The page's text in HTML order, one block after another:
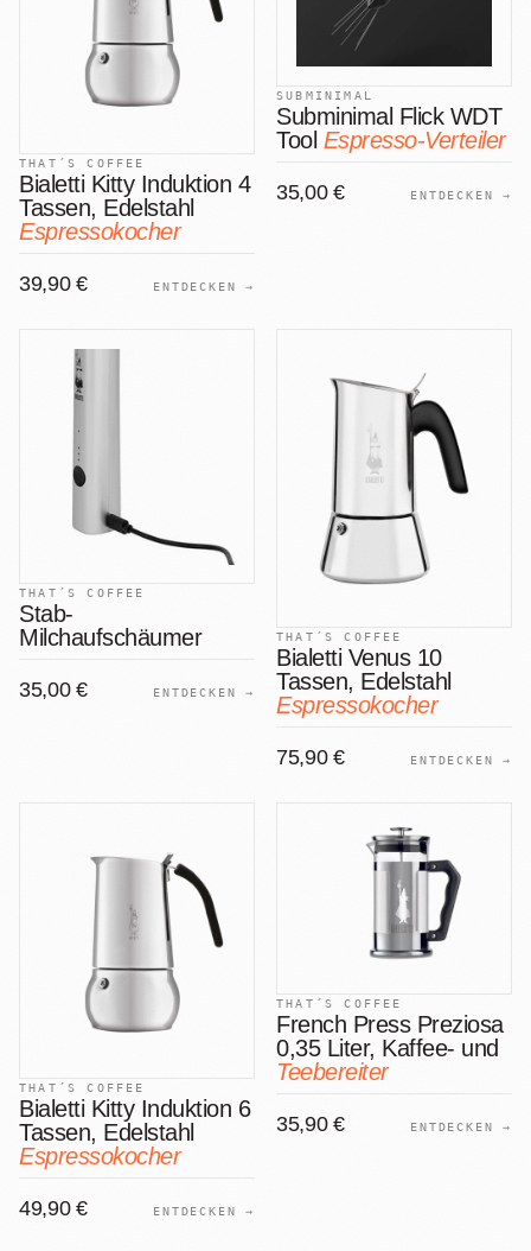
THAT´S COFFEE
Bialetti Kitty Induktion 4
Tassen, Edelstahl
Espressokocher
39,90 € ENTDECKEN →
SUBMINIMAL
Subminimal Flick WDT
Tool Espresso-Verteiler
35,00 € ENTDECKEN →
THAT´S COFFEE
Stab-
Milchaufschäumer
35,00 € ENTDECKEN →
THAT´S COFFEE
Bialetti Venus 10
Tassen, Edelstahl
Espressokocher
75,90 € ENTDECKEN →
THAT´S COFFEE
Bialetti Kitty Induktion 6
Tassen, Edelstahl
Espressokocher
49,90 € ENTDECKEN →
THAT´S COFFEE
French Press Preziosa
0,35 Liter, Kaffee- und
Teebereiter
35,90 € ENTDECKEN →